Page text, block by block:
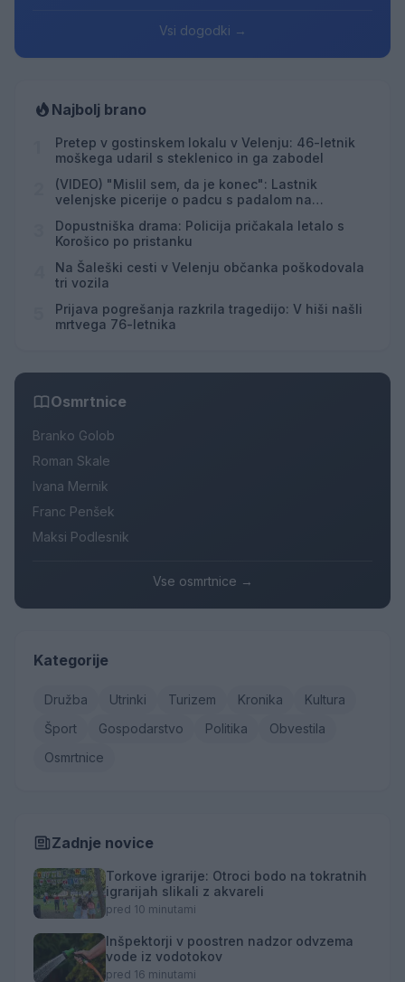
Vsi dogodki →
Najbolj brano
Pretep v gostinskem lokalu v Velenju: 46-letnik
moškega udaril s steklenico in ga zabodel
(VIDEO) "Mislil sem, da je konec": Lastnik
velenjske picerije o padcu s padalom na
Dopustniška drama: Policija pričakala letalo s
Korošico po pristanku
Na Šaleški cesti v Velenju občanka poškodovala
tri vozila
Prijava pogrešanja razkrila tragedijo: V hiši našli
mrtvega 76-letnika
Osmrtnice
Branko Golob
Roman Skale
Ivana Mernik
Franc Penšek
Maksi Podlesnik
Vse osmrtnice →
Kategorije
Družba Utrinki Turizem Kronika
Kultura
Šport
Gospodarstvo Politika
Obvestila
Osmrtnice
Zadnje novice
Torkove igrarije: Otroci bodo na tokratnih
igrarijah slikali z akvareli
pred 10 minutami
Inšpektorji v poostren nadzor odvzema
vode iz vodotokov
pred 16 minutami